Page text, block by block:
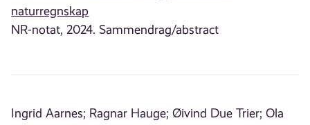
naturregnskap
NR-notat, 2024. Sammendrag/abstract
Ingrid Aarnes; Ragnar Hauge; Øivind Due Trier; Ola